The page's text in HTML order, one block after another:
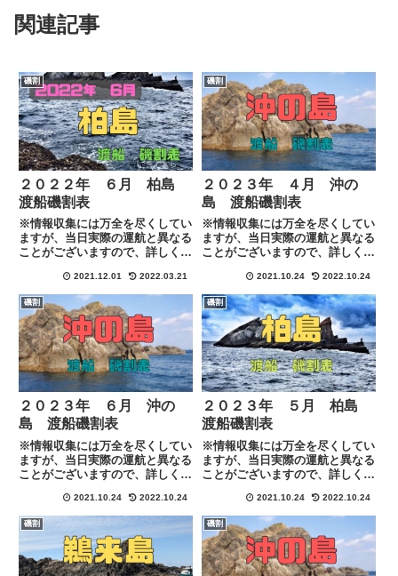
関連記事
磯割
２０２２年 ６月 柏島
渡船磯割表
※情報収集には万全を尽くしてい
ますが、当日実際の運航と異なる
ことがございますので、詳しくは
先にて直接ご確認お願い致しま
す。
2021.12.01 2022.03.21
磯割
２０２３年 ４月 沖の
島 渡船磯割表
※情報収集には万全を尽くしてい
ますが、当日実際の運航と異なる
ことがございますので、詳しくは
先にて直接ご確認お願い致しま
す。
2021.10.24 2022.10.24
磯割
２０２３年 ６月 沖の
島 渡船磯割表
※情報収集には万全を尽くしてい
ますが、当日実際の運航と異なる
ことがございますので、詳しくは
先にて直接ご確認お願い致しま
す。
2021.10.24 2022.10.24
磯割
２０２３年 ５月 柏島
渡船磯割表
※情報収集には万全を尽くしてい
ますが、当日実際の運航と異なる
ことがございますので、詳しくは
先にて直接ご確認お願い致しま
す。
2021.10.24 2022.10.24
磯割 磯割